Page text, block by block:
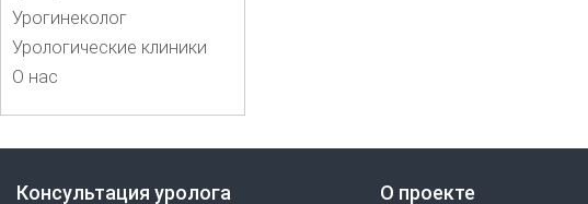
Урогинеколог
Урологические клиники
О нас
Консультация уролога О проекте